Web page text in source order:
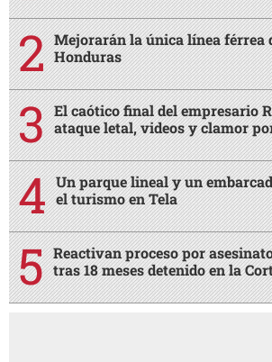
Mejorarán la única línea férrea
Honduras
El caótico final del empresario
ataque letal, videos y clamor
Un parque lineal y un
el turismo en Tela
Reactivan proceso por
tras 18 meses detenido en la